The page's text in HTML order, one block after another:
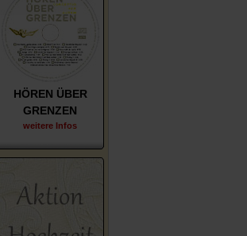
HÖREN ÜBER
GRENZEN
weitere Infos